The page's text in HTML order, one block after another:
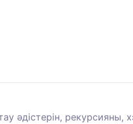
рекурсияны,